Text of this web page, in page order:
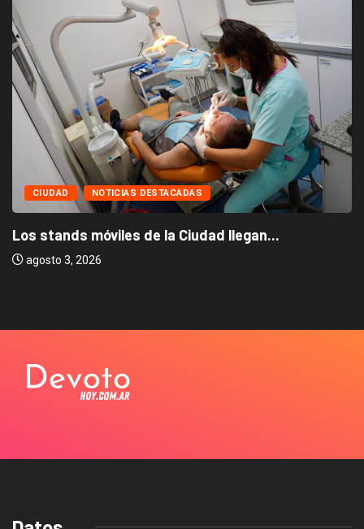
CIUDAD NOTICIAS DESTACADAS
Los stands móviles de la Ciudad llegan...
agosto 3, 2026